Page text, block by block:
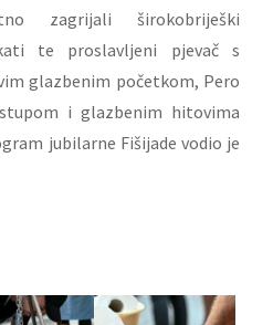
zagrijali širokobriješki
te proslavljeni pjevač s
glazbenim početkom, Pero
i glazbenim hitovima
jubilarne Fišijade vodio je